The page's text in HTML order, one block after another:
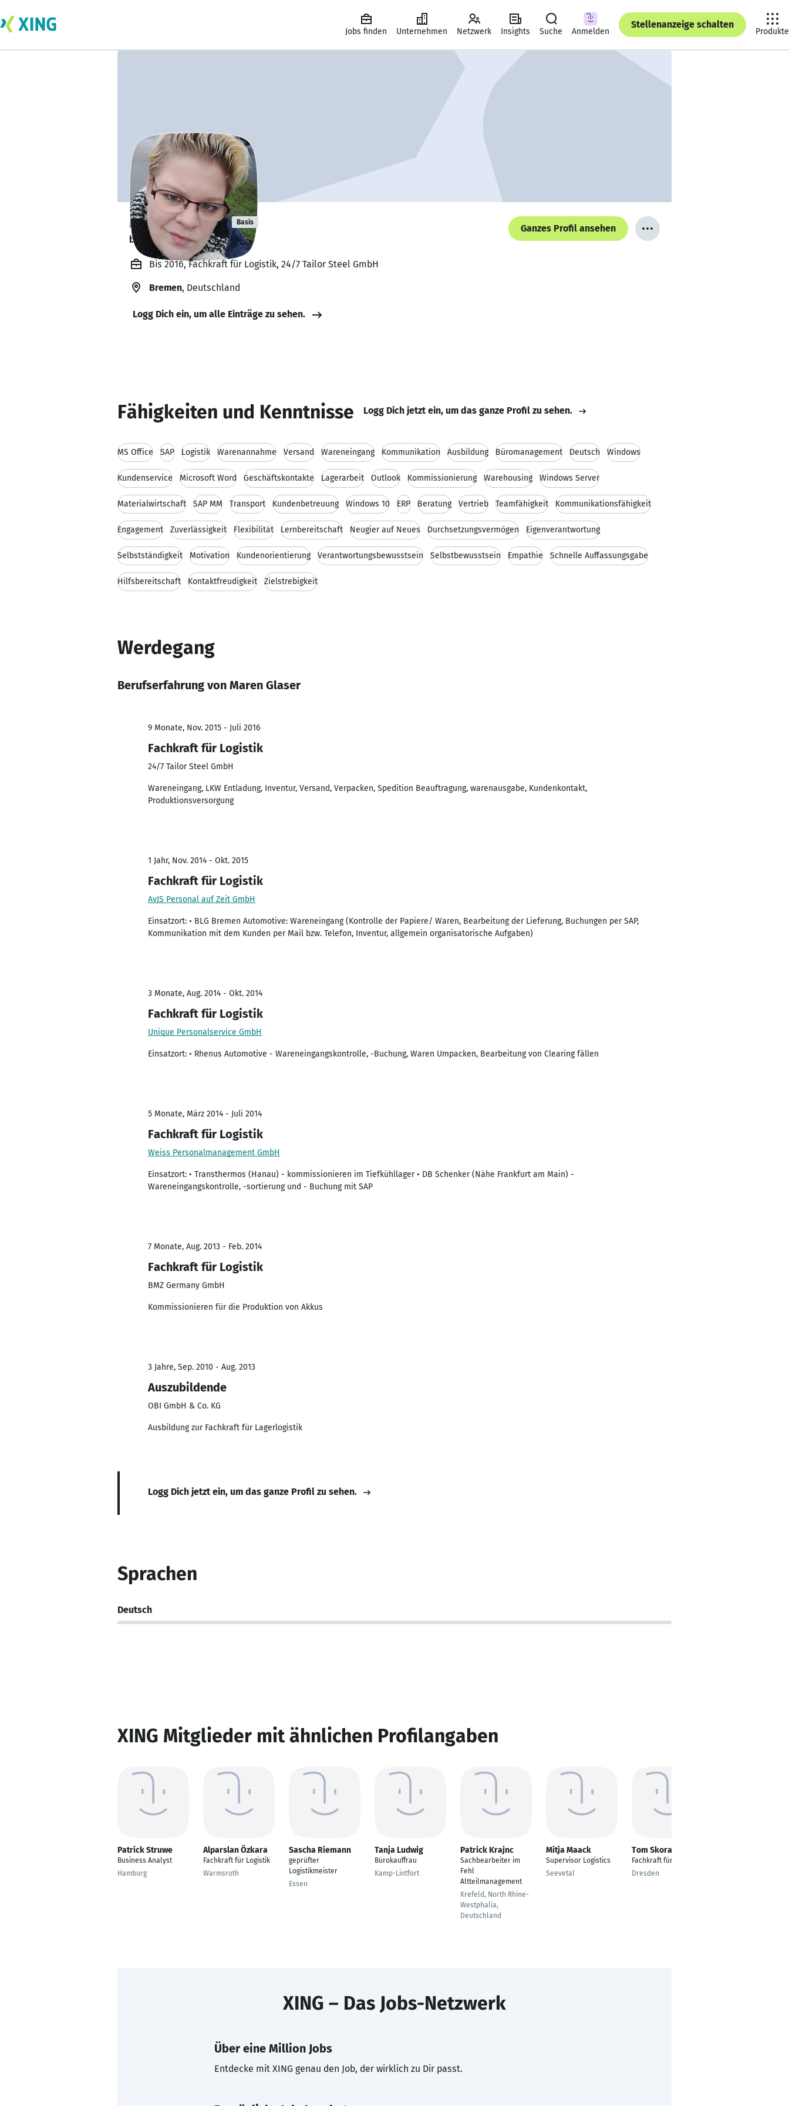
Jobs finden Unternehmen Netzwerk Insights Suche Anmelden
Stellenanzeige schalten
Produkte
Maren Glaser Basis
bildet sich zurzeit weiter. 🎓
Ganzes Profil ansehen
Bis 2016, Fachkraft für Logistik, 24/7 Tailor Steel GmbH
Bremen, Deutschland
Logg Dich ein, um alle Einträge zu sehen.
Fähigkeiten und Kenntnisse Logg Dich jetzt ein, um das ganze Profil zu sehen.
MS Office SAP Logistik Warenannahme Versand Wareneingang Kommunikation Ausbildung Büromanagement Deutsch Windows
Kundenservice Microsoft Word Geschäftskontakte Lagerarbeit Outlook Kommissionierung Warehousing Windows Server
Materialwirtschaft SAP MM Transport Kundenbetreuung Windows 10 ERP Beratung Vertrieb Teamfähigkeit Kommunikationsfähigkeit
Engagement Zuverlässigkeit Flexibilität Lernbereitschaft Neugier auf Neues Durchsetzungsvermögen Eigenverantwortung
Selbstständigkeit Motivation Kundenorientierung Verantwortungsbewusstsein Selbstbewusstsein Empathie Schnelle Auffassungsgabe
Hilfsbereitschaft Kontaktfreudigkeit Zielstrebigkeit
Werdegang
Berufserfahrung von Maren Glaser
9 Monate, Nov. 2015 - Juli 2016
Fachkraft für Logistik
24/7 Tailor Steel GmbH
Wareneingang, LKW Entladung, Inventur, Versand, Verpacken, Spedition Beauftragung, warenausgabe, Kundenkontakt,
Produktionsversorgung
1 Jahr, Nov. 2014 - Okt. 2015
Fachkraft für Logistik
AvJS Personal auf Zeit GmbH
Einsatzort: • BLG Bremen Automotive: Wareneingang (Kontrolle der Papiere/ Waren, Bearbeitung der Lieferung, Buchungen per SAP,
Kommunikation mit dem Kunden per Mail bzw. Telefon, Inventur, allgemein organisatorische Aufgaben)
3 Monate, Aug. 2014 - Okt. 2014
Fachkraft für Logistik
Unique Personalservice GmbH
Einsatzort: • Rhenus Automotive - Wareneingangskontrolle, -Buchung, Waren Umpacken, Bearbeitung von Clearing fällen
5 Monate, März 2014 - Juli 2014
Fachkraft für Logistik
Weiss Personalmanagement GmbH
Einsatzort: • Transthermos (Hanau) - kommissionieren im Tiefkühllager • DB Schenker (Nähe Frankfurt am Main) -
Wareneingangskontrolle, -sortierung und - Buchung mit SAP
7 Monate, Aug. 2013 - Feb. 2014
Fachkraft für Logistik
BMZ Germany GmbH
Kommissionieren für die Produktion von Akkus
3 Jahre, Sep. 2010 - Aug. 2013
Auszubildende
OBI GmbH & Co. KG
Ausbildung zur Fachkraft für Lagerlogistik
Logg Dich jetzt ein, um das ganze Profil zu sehen.
Sprachen
Deutsch
XING Mitglieder mit ähnlichen Profilangaben
Patrick Struwe
Business Analyst
Hamburg
Alparslan Özkara
Fachkraft für Logistik
Warmsroth
Sascha Riemann
geprüfter
Logistikmeister
Essen
Tanja Ludwig
Bürokauffrau
Kamp-Lintfort
Patrick Krajnc
Sachbearbeiter im
Fehl
Altteilmanagement
Krefeld, North Rhine-
Westphalia,
Deutschland
Mitja Maack
Supervisor Logistics
Seevetal
Tom Skora
Fachkraft für Logistik
Dresden
XING – Das Jobs-Netzwerk
Über eine Million Jobs
Entdecke mit XING genau den Job, der wirklich zu Dir passt.